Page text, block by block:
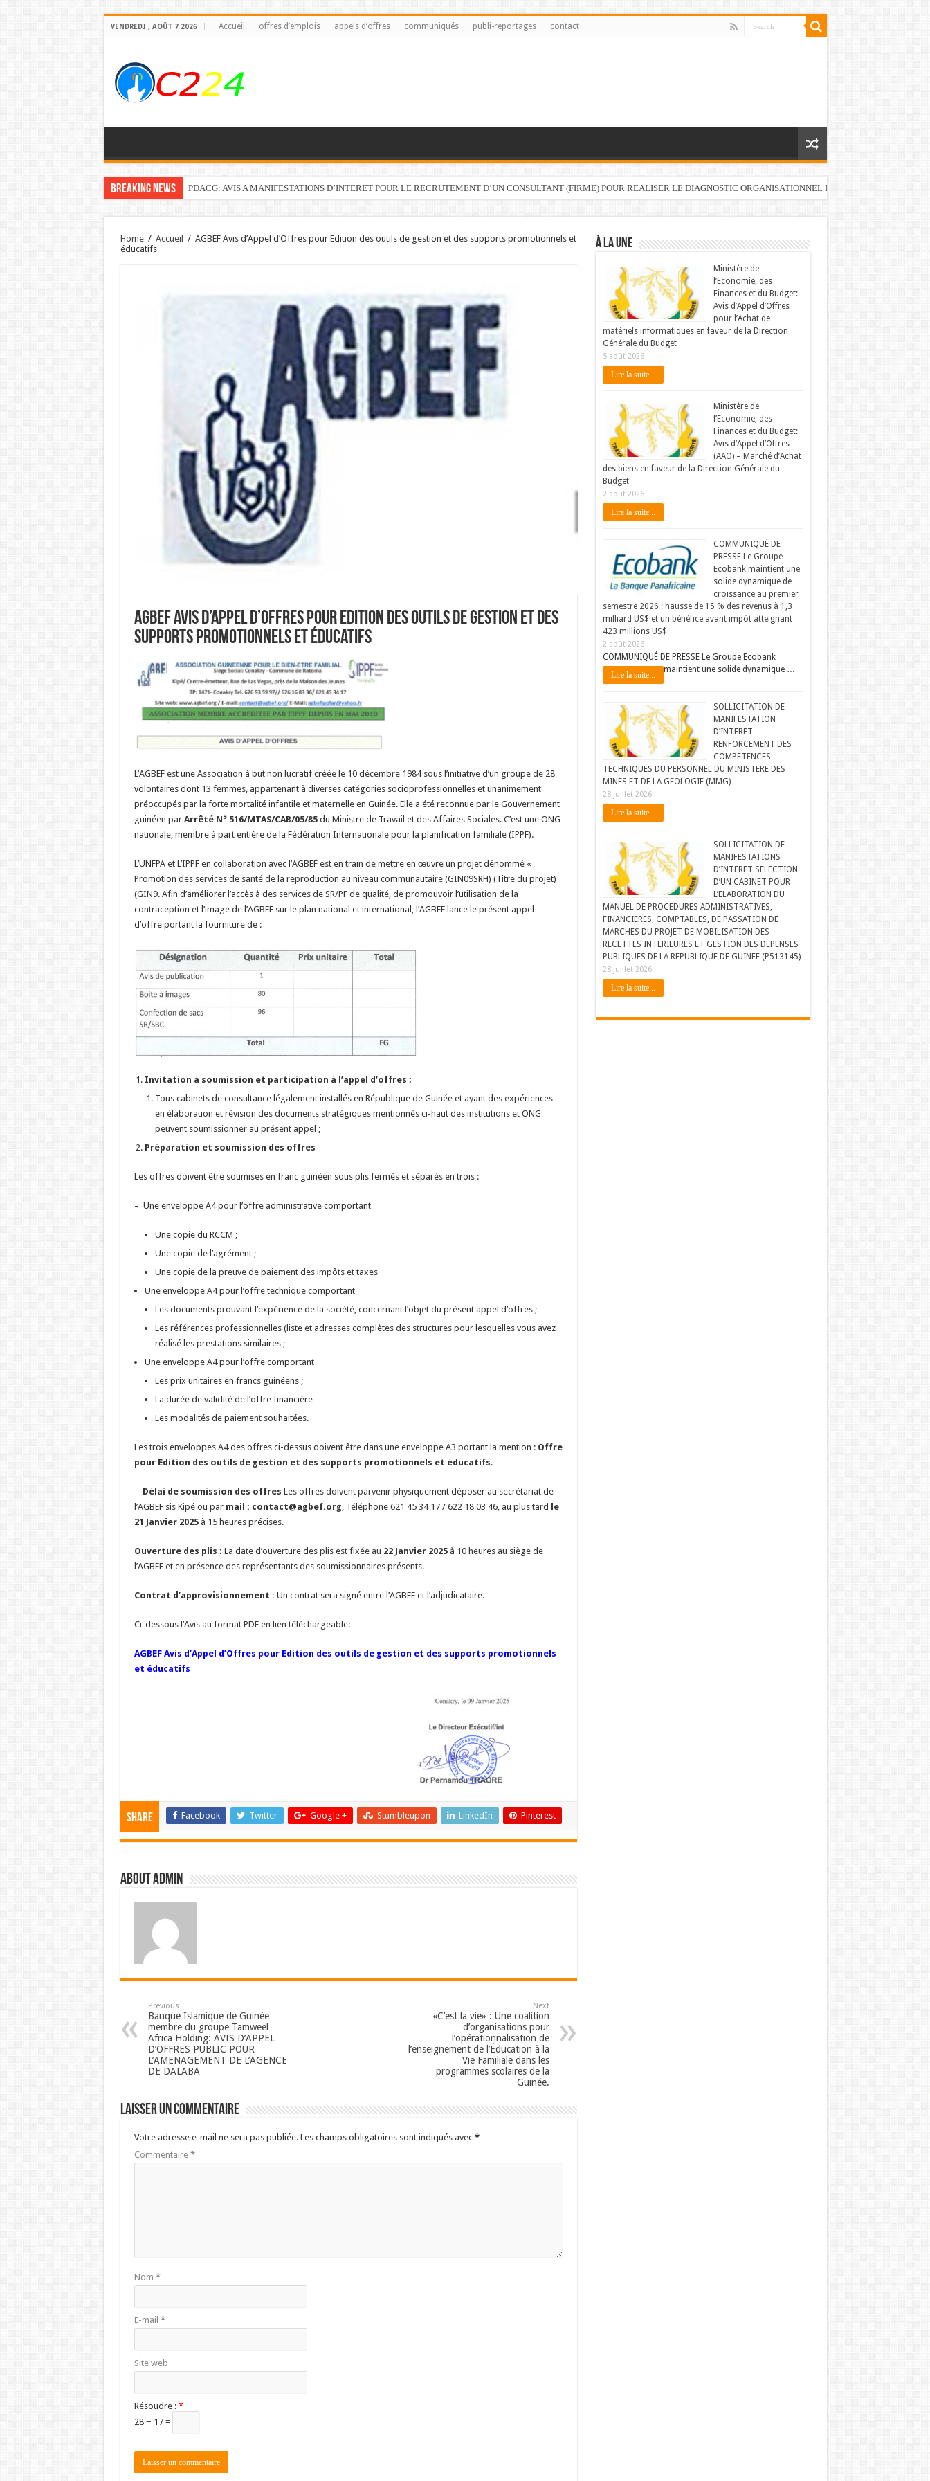
VENDREDI , AOÛT 7 2026 Accueil offres d’emplois appels d’offres communiqués publi-reportages contact
Breaking News PDACG: AVIS A MANIFESTATIONS D’INTERET POUR LE RECRUTEMENT D’UN CONSULTANT (FIRME) POUR REALISER LE DIAGNOSTIC ORGANISATIONNEL DU FONDS DE
Home / Accueil / AGBEF Avis d’Appel d’Offres pour Edition des outils de gestion et des supports promotionnels et
éducatifs
AGBEF Avis d’Appel d’Offres pour Edition des outils de gestion et des
supports promotionnels et éducatifs
L’AGBEF est une Association à but non lucratif créée le 10 décembre 1984 sous l’initiative d’un groupe de 28
volontaires dont 13 femmes, appartenant à diverses catégories socioprofessionnelles et unanimement
préoccupés par la forte mortalité infantile et maternelle en Guinée. Elle a été reconnue par le Gouvernement
guinéen par Arrêté N° 516/MTAS/CAB/05/85du Ministre de Travail et des Affaires Sociales. C’est une ONG
nationale, membre à part entière de la Fédération Internationale pour la planification familiale (IPPF).
L’UNFPA et L’IPPF en collaboration avec l’AGBEF est en train de mettre en œuvre un projet dénommé «
Promotion des services de santé de la reproduction au niveau communautaire (GIN09SRH) (Titre du projet)
(GIN9. Afin d’améliorer l’accès à des services de SR/PF de qualité, de promouvoir l’utilisation de la
contraception et l’image de l’AGBEF sur le plan national et international, l’AGBEF lance le présent appel
d’offre portant la fourniture de :
Invitation à soumission et participation à l’appel d’offres ;
Tous cabinets de consultance légalement installés en République de Guinée et ayant des expériences
en élaboration et révision des documents stratégiques mentionnés ci-haut des institutions et ONG
peuvent soumissionner au présent appel ;
Préparation et soumission des offres
Les offres doivent être soumises en franc guinéen sous plis fermés et séparés en trois :
– Une enveloppe A4 pour l’offre administrative comportant
Une copie du RCCM ;
Une copie de l’agrément ;
Une copie de la preuve de paiement des impôts et taxes
Une enveloppe A4 pour l’offre technique comportant
Les documents prouvant l’expérience de la société, concernant l’objet du présent appel d’offres ;
Les références professionnelles (liste et adresses complètes des structures pour lesquelles vous avez
réalisé les prestations similaires ;
Une enveloppe A4 pour l’offre comportant
Les prix unitaires en francs guinéens ;
La durée de validité de l’offre financière
Les modalités de paiement souhaitées.
Les trois enveloppes A4 des offres ci-dessus doivent être dans une enveloppe A3 portant la mention : Offre
pour Edition des outils de gestion et des supports promotionnels et éducatifs.
Délai de soumission des offres Les offres doivent parvenir physiquement déposer au secrétariat de
l’AGBEF sis Kipé ou par mail : contact@agbef.org , Téléphone 621 45 34 17 / 622 18 03 46, au plus tard
le
21 Janvier 2025à 15 heures précises.
Ouverture des plis : La date d’ouverture des plis est fixée au 22 Janvier 2025 à 10 heures au siège de
l’AGBEF et en présence des représentants des soumissionnaires présents.
Contrat d’approvisionnement : Un contrat sera signé entre l’AGBEF et l’adjudicataire.
Ci-dessous l’Avis au format PDF en lien téléchargeable:
AGBEF Avis d’Appel d’Offres pour Edition des outils de gestion et des supports promotionnels
et éducatifs
Share Facebook Twitter Google + Stumbleupon LinkedIn Pinterest
About admin
Previous
Banque Islamique de Guinée
membre du groupe Tamweel
Africa Holding: AVIS D’APPEL
D’OFFRES PUBLIC POUR
L’AMENAGEMENT DE L’AGENCE
DE DALABA
Next
«C’est la vie» : Une coalition
d’organisations pour
l’opérationnalisation de
l’enseignement de l’Éducation à la
Vie Familiale dans les
programmes scolaires de la
Guinée.
Laisser un commentaire
Votre adresse e-mail ne sera pas publiée. Les champs obligatoires sont indiqués avec *
Commentaire *
Nom *
E-mail *
Site web
Résoudre : *
28 − 17 =
À LA UNE
Ministère de
l’Economie, des
Finances et du Budget:
Avis d’Appel d’Offres
pour l’Achat de
matériels informatiques en faveur de la Direction
Générale du Budget
5 août 2026
Lire la suite...
Ministère de
l’Economie, des
Finances et du Budget:
Avis d’Appel d’Offres
(AAO) – Marché d’Achat
des biens en faveur de la Direction Générale du
Budget
2 août 2026
Lire la suite...
COMMUNIQUÉ DE
PRESSE Le Groupe
Ecobank maintient une
solide dynamique de
croissance au premier
semestre 2026 : hausse de 15 % des revenus à 1,3
milliard US$ et un bénéfice avant impôt atteignant
423 millions US$
2 août 2026
COMMUNIQUÉ DE PRESSE Le Groupe Ecobank
maintient une solide dynamique …
Lire la suite...
SOLLICITATION DE
MANIFESTATION
D’INTERET
RENFORCEMENT DES
COMPETENCES
TECHNIQUES DU PERSONNEL DU MINISTERE DES
MINES ET DE LA GEOLOGIE (MMG)
28 juillet 2026
Lire la suite...
SOLLICITATION DE
MANIFESTATIONS
D’INTERET SELECTION
D’UN CABINET POUR
L’ELABORATION DU
MANUEL DE PROCEDURES ADMINISTRATIVES,
FINANCIERES, COMPTABLES, DE PASSATION DE
MARCHES DU PROJET DE MOBILISATION DES
RECETTES INTERIEURES ET GESTION DES DEPENSES
PUBLIQUES DE LA REPUBLIQUE DE GUINEE (P513145)
28 juillet 2026
Lire la suite...